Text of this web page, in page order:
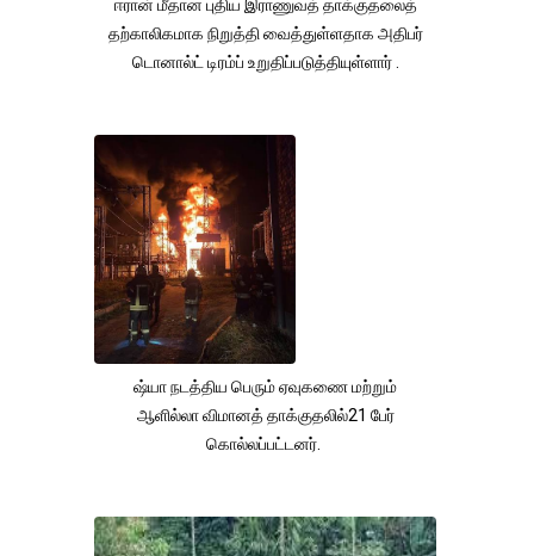
ஈரான் மீதான புதிய இராணுவத் தாக்குதலைத்
தற்காலிகமாக நிறுத்தி வைத்துள்ளதாக அதிபர்
டொனால்ட் டிரம்ப் உறுதிப்படுத்தியுள்ளார் .
ஷ்யா நடத்திய பெரும் ஏவுகணை மற்றும்
ஆளில்லா விமானத் தாக்குதலில்21 பேர்
கொல்லப்பட்டனர்.